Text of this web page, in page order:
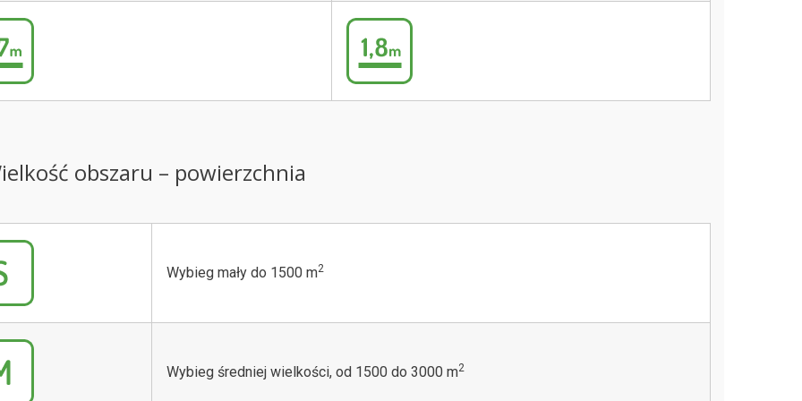
obszaru – powierzchnia
Wybieg mały do 1500 m2
Wybieg średniej wielkości, od 1500 do 3000 m2